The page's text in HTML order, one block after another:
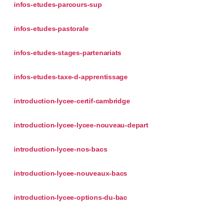
infos-etudes-parcours-sup
infos-etudes-pastorale
infos-etudes-stages-partenariats
infos-etudes-taxe-d-apprentissage
introduction-lycee-certif-cambridge
introduction-lycee-lycee-nouveau-depart
introduction-lycee-nos-bacs
introduction-lycee-nouveaux-bacs
introduction-lycee-options-du-bac